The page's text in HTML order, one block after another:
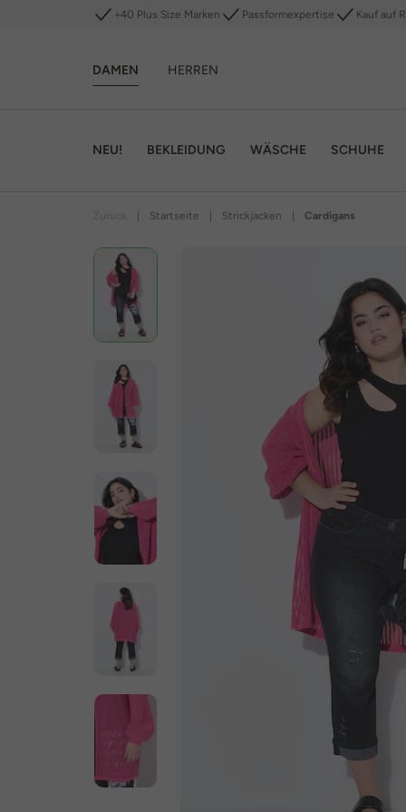
+40 Plus Size Marken Passformexpertise Kauf auf
DAMEN HERREN
NEU! BEKLEIDUNG WÄSCHE SCHUHE
Startseite Strickjacken Cardigans